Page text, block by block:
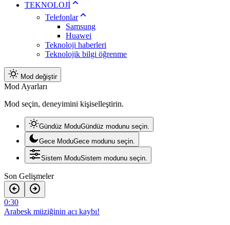
TEKNOLOJİ
Telefonlar
Samsung
Huawei
Teknoloji haberleri
Teknolojik bilgi öğrenme
Mod değiştir
Mod Ayarları
Mod seçin, deneyimini kişiselleştirin.
Gündüz ModuGündüz modunu seçin.
Gece ModuGece modunu seçin.
Sistem ModuSistem modunu seçin.
Son Gelişmeler
0:30
Arabesk müziğinin acı kaybı!